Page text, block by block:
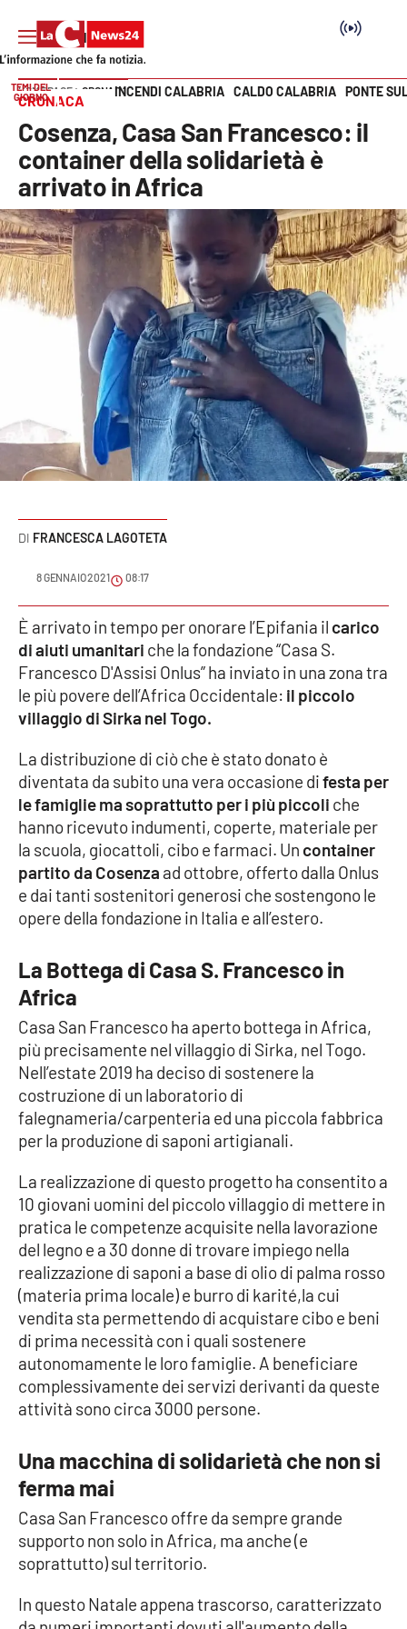
SEZIONI
Cronaca
Politica
Attualità
Economia e lavoro
Italia Mondo
Sanità
Sport
Meteo
Editoriali
VIDEO
Ambiente
Cronaca
Cultura
Economia e Lavoro
Sanità
Società
Sport
RUBRICHE
Good Morning Vietnam
Parchi Marini Calabria
Leggendo Alvaro insieme
Imprese Di Calabria
Le perfidie di Antonella Grippo
STREAMING
LaC TV
LaC Network
Vai
TEMI DEL
GIORNO
INCENDI CALABRIA CALDO CALABRIA PONTE
HOME PAGE CRONACA
CRONACA
Cosenza, Casa San Francesco: il
container della solidarietà è
arrivato in Africa
FRANCESCA LAGOTETA
8 GENNAIO 2021 08:17
È arrivato in tempo per onorare l’Epifania il carico
di aiuti umanitari che la fondazione “Casa S.
Francesco D'Assisi Onlus” ha inviato in una zona tra
le più povere dell’Africa Occidentale: il piccolo
villaggio di Sirka nel Togo.
La distribuzione di ciò che è stato donato è
diventata da subito una vera occasione difesta per
le famiglie ma soprattutto per i più piccoli che
hanno ricevuto indumenti, coperte, materiale per
la scuola, giocattoli, cibo e farmaci. Un container
partito da Cosenza ad ottobre, offerto dalla Onlus
e dai tanti sostenitori generosi che sostengono le
opere della fondazione in Italia e all’estero.
La Bottega di Casa S. Francesco in
Africa
Casa San Francesco ha aperto bottega in Africa,
più precisamente nel villaggio di Sirka, nel Togo.
Nell’estate 2019 ha deciso di sostenere la
costruzione di un laboratorio di
falegnameria/carpenteria ed una piccola fabbrica
per la produzione di saponi artigianali.
La realizzazione di questo progetto ha consentito a
10 giovani uomini del piccolo villaggio di mettere in
pratica le competenze acquisite nella lavorazione
del legno e a 30 donne di trovare impiego nella
realizzazione di saponi a base di olio di palma rosso
(materia prima locale) e burro di karité,la cui
vendita sta permettendo di acquistare cibo e beni
di prima necessità con i quali sostenere
autonomamente le loro famiglie. A beneficiare
complessivamente dei servizi derivanti da queste
attività sono circa 3000 persone.
Una macchina di solidarietà che non si
ferma mai
Casa San Francesco offre da sempre grande
supporto non solo in Africa, ma anche (e
soprattutto) sul territorio.
In questo Natale appena trascorso, caratterizzato